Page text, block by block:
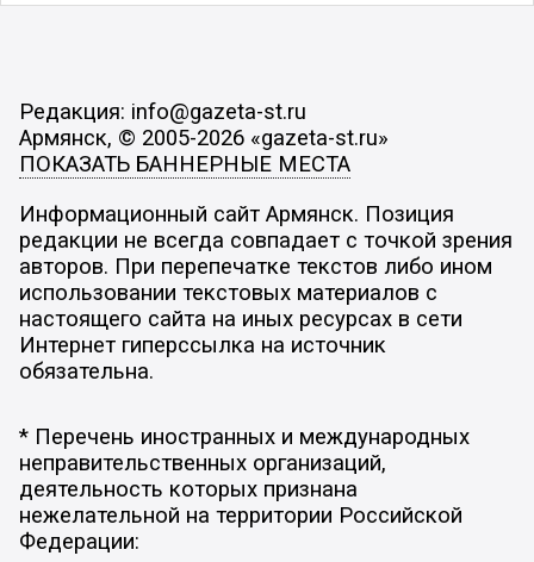
Редакция: info@gazeta-st.ru
Армянск, © 2005-2026 «gazeta-st.ru»
ПОКАЗАТЬ БАННЕРНЫЕ МЕСТА
Информационный сайт Армянск. Позиция
редакции не всегда совпадает с точкой зрения
авторов. При перепечатке текстов либо ином
использовании текстовых материалов с
настоящего сайта на иных ресурсах в сети
Интернет гиперссылка на источник
обязательна.
* Перечень иностранных и международных
неправительственных организаций,
деятельность которых признана
нежелательной на территории Российской
Федерации: